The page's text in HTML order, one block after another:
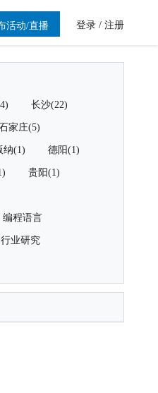
活动/直播 登录 / 注册
长沙(22)
家庄(5)
纳(1) 德阳(1)
贵阳(1)
编程语言
行业研究